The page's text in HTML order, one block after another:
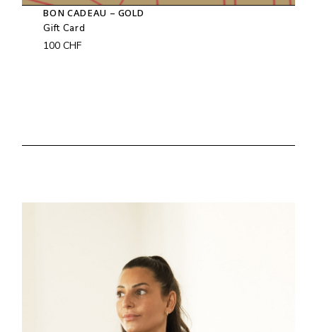
BON CADEAU – GOLD
Gift Card
100CHF